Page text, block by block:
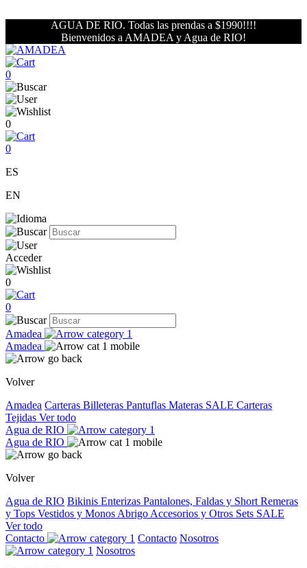
AGUA DE RIO. Todas las prendas a $1990!!!!
Bienvenidos a AMADEA y Agua de RIO!
0
0
0
ES
EN
Acceder
0
0
Amadea
Amadea
Volver
Amadea Carteras Billeteras Pantuflas Materas SALE Carteras
Tejidas Ver todo
Agua de RIO
Agua de RIO
Volver
Agua de RIO Bikinis Enterizas Pantalones, Faldas y Short Remeras
y Tops Vestidos y Monos Abrigo Accesorios y Otros Sets SALE
Ver todo
Contacto
Contacto Nosotros
Nosotros